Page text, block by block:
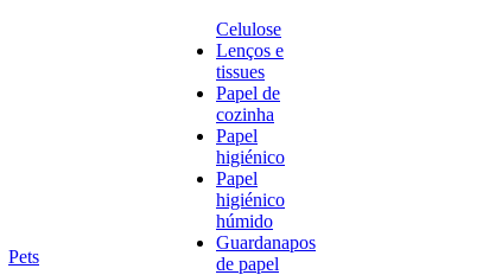
Pets
Celulose
Lenços e
tissues
Papel de
cozinha
Papel
higiénico
Papel
higiénico
húmido
Guardanapos
de papel